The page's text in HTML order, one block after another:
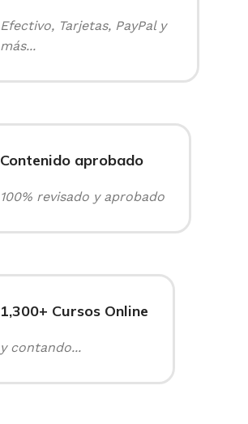
Efectivo, Tarjetas, PayPal y
más...
Contenido aprobado
100% revisado y aprobado
1,300+ Cursos Online
y contando...